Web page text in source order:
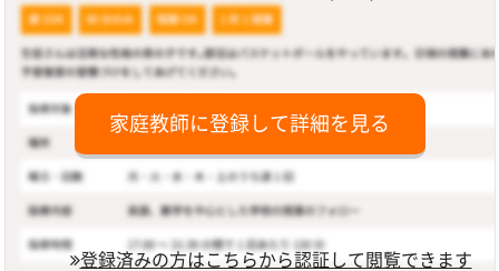
家庭教師に登録して詳細を見る
登録済みの方はこちらから認証して閲覧できます